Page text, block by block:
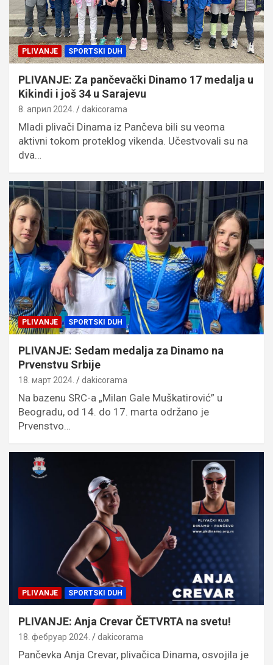
PLIVANJE SPORTSKI DUH
PLIVANJE: Za pančevački Dinamo 17 medalja u
Kikindi i još 34 u Sarajevu
8. април 2024. dakicorama
Mladi plivači Dinama iz Pančeva bili su veoma
aktivni tokom proteklog vikenda. Učestvovali su na
dva…
PLIVANJE SPORTSKI DUH
PLIVANJE: Sedam medalja za Dinamo na
Prvenstvu Srbije
18. март 2024. dakicorama
Na bazenu SRC-a „Milan Gale Muškatirović” u
Beogradu, od 14. do 17. marta održano je
Prvenstvo…
PLIVANJE SPORTSKI DUH
PLIVANJE: Anja Crevar ČETVRTA na svetu!
18. фебруар 2024. dakicorama
Pančevka Anja Crevar, plivačica Dinama, osvojila je